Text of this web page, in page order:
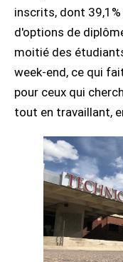
inscrits, dont
d'options de
moitié des
week-end, ce qui
pour ceux qui
tout en travaillant,